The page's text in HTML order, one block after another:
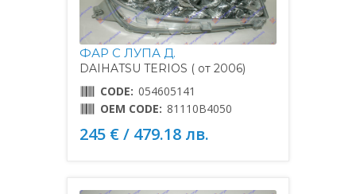
ФАР С ЛУПА Д.
DAIHATSU TERIOS ( от 2006)
CODE: 054605141
OEM CODE: 81110B4050
245 € / 479.18 лв.